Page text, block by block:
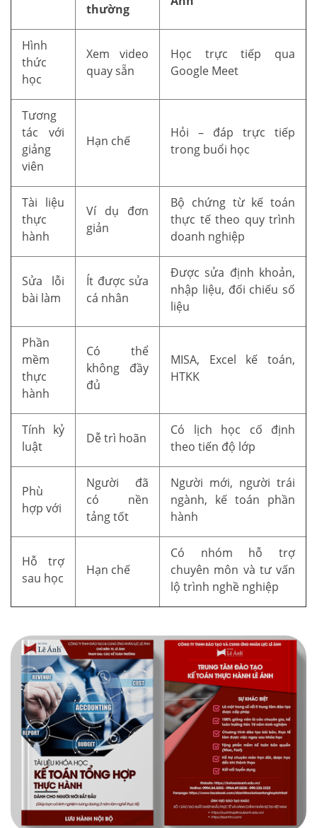
thường
Hình
thức
học
Xem video
quay sẵn
Học trực tiếp qua
Google Meet
Tương
tác với
giảng
viên
Hạn chế
Hỏi – đáp trực tiếp
trong buổi học
Tài liệu
thực
hành
Ví dụ đơn
giản
Bộ chứng từ kế toán
thực tế theo quy trình
doanh nghiệp
Sửa lỗi
bài làm
Ít được sửa
cá nhân
Được sửa định khoản,
nhập liệu, đối chiếu số
liệu
Phần
mềm
thực
hành
Có thể
không đầy
đủ
MISA, Excel kế toán,
HTKK
Tính kỷ
luật
Dễ trì hoãn
Có lịch học cố định
theo tiến độ lớp
Phù
hợp với
Người đã
có nền
tảng tốt
Người mới, người trái
ngành, kế toán phần
hành
Hỗ trợ
sau học
Hạn chế
Có nhóm hỗ trợ
chuyên môn và tư vấn
lộ trình nghề nghiệp